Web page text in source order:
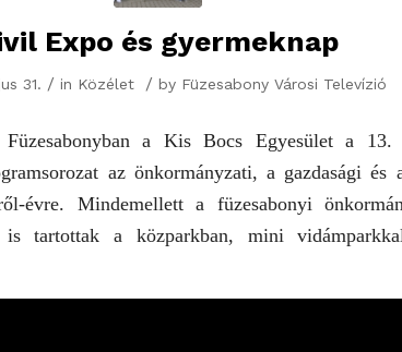
Expo és gyermeknap
31. / in Közélet / by Füzesabony Városi Televízió
Füzesabonyban a Kis Bocs Egyesület a
az önkormányzati, a gazdasági
évre. Mindemellett a füzesabonyi
is tartottak a közparkban, mini